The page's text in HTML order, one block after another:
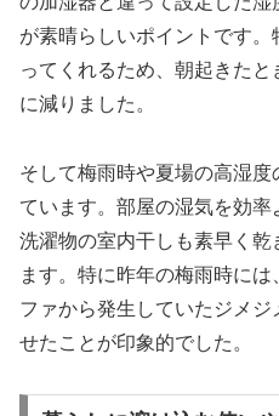
が素晴らしいポイントです
ってくれるため、朝起きた
に減りました。
そして梅雨時や夏場の高湿
ています。部屋の湿気を効率
洗濯物の室内干しも素早く
ます。特に昨年の梅雨時に
ファから発生していたジメ
せたことが印象的でした。